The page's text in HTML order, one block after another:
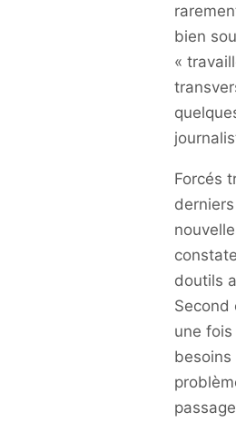
bien
«
Forcés
doutils
Second
une